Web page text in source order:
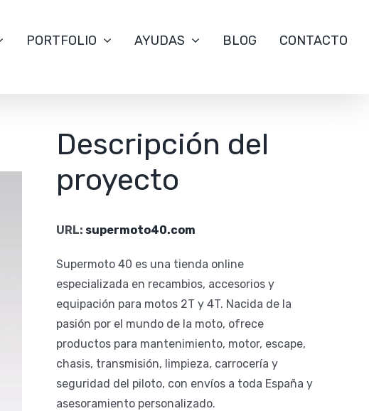
PORTFOLIO AYUDAS BLOG CONTACTO
Descripción del
proyecto
URL: supermoto40.com
Supermoto 40 es una tienda online
especializada en recambios, accesorios y
equipación para motos 2T y 4T. Nacida de la
pasión por el mundo de la moto, ofrece
productos para mantenimiento, motor, escape,
chasis, transmisión, limpieza, carrocería y
seguridad del piloto, con envíos a toda España y
asesoramiento personalizado.